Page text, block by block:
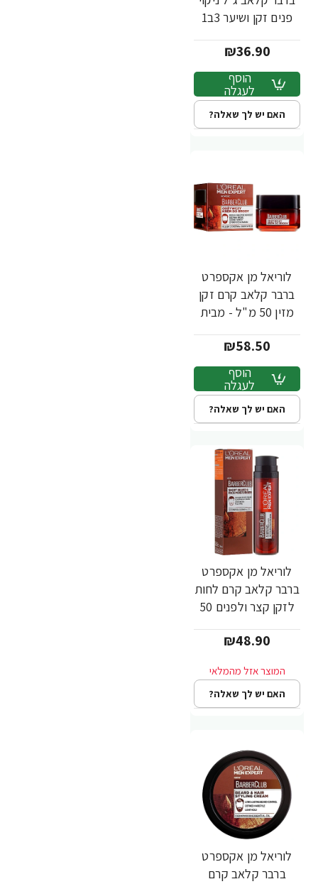
פנים זקן ושיער 3ב1
L'OREAL
₪36.90
הוסף
לעגלה
האם יש לך שאלה?
לוריאל מן אקספרט
ברבר קלאב קרם זקן
מזין 50 מ"ל - מבית
₪58.50
הוסף
לעגלה
האם יש לך שאלה?
לוריאל מן אקספרט
ברבר קלאב קרם לחות
לזקן קצר ולפנים 50
₪48.90
האם יש לך שאלה?
לוריאל מן אקספרט
ברבר קלאב קרם